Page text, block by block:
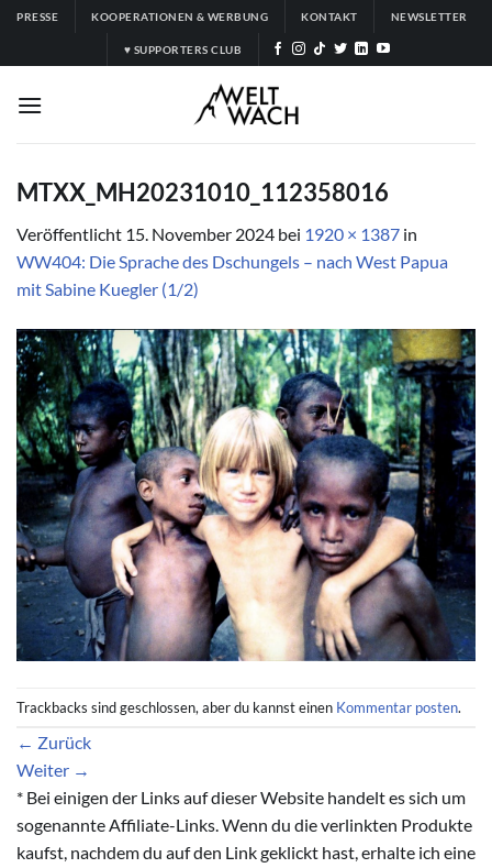
Zum
springen
PRESSE KOOPERATIONEN & WERBUNG KONTAKT NEWSLETTER
♥ SUPPORTERS CLUB
MTXX_MH20231010_112358016
Veröffentlicht 15. November 2024 bei 1920 × 1387 in
WW404: Die Sprache des Dschungels – nach West Papua
mit Sabine Kuegler (1/2)
Trackbacks sind geschlossen, aber du kannst einen Kommentar posten.
← Zurück
Weiter →
* Bei einigen der Links auf dieser Website handelt es sich um
sogenannte Affiliate-Links. Wenn du die verlinkten Produkte
kaufst, nachdem du auf den Link geklickt hast, erhalte ich eine